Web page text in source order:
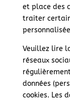
et place des
traiter
Veuillez lire
réseaux
données
cookies. Les